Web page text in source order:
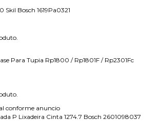
Skil Bosch 1619Pa0321
Para Tupia Rp1800 / Rp1801F / Rp2301Fc
conforme anuncio
P Lixadeira Cinta 1274.7 Bosch 2601098037